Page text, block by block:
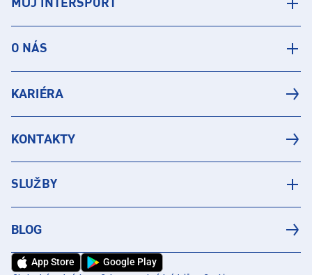
MŮJ INTERSPORT
O NÁS
KARIÉRA
KONTAKTY
SLUŽBY
BLOG
App Store Google Play